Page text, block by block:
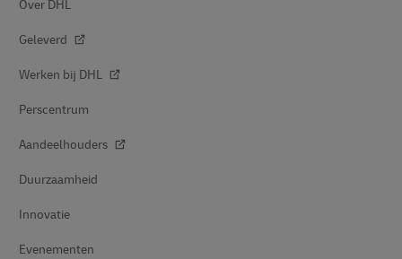
Over DHL
Geleverd
Werken bij DHL
Perscentrum
Aandeelhouders
Duurzaamheid
Innovatie
Evenementen